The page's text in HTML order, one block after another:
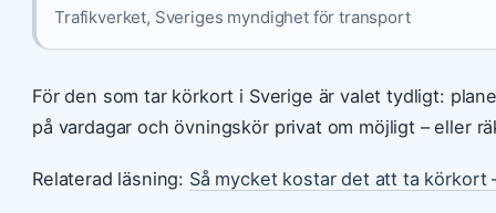
Trafikverket, Sveriges myndighet för transport
För den som tar körkort i Sverige är valet tydligt:
på vardagar och övningskör privat om möjligt – eller
Relaterad läsning: Så mycket kostar det att ta körkort